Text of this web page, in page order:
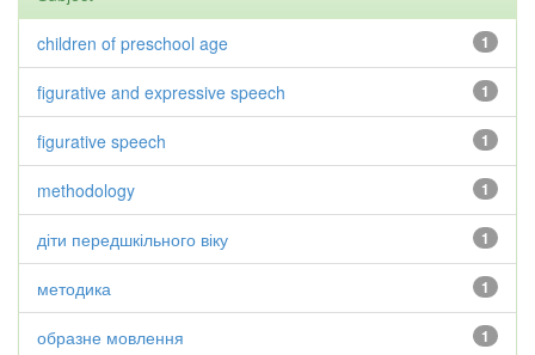
1
children of preschool age
1
figurative and expressive speech
1
figurative speech
1
methodology
1
діти передшкільного віку
1
методика
1
образне мовлення